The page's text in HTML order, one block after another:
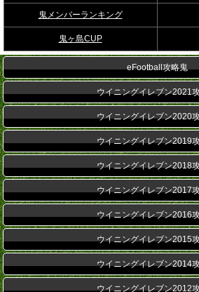
鬼メンバーランキング
鬼ヶ島CUP
eFootball攻略鬼
ウイニングイレブン2021
ウイニングイレブン2020
ウイニングイレブン2019
ウイニングイレブン2018
ウイニングイレブン2017
ウイニングイレブン2016
ウイニングイレブン2015
ウイニングイレブン2014
ウイニングイレブン2012